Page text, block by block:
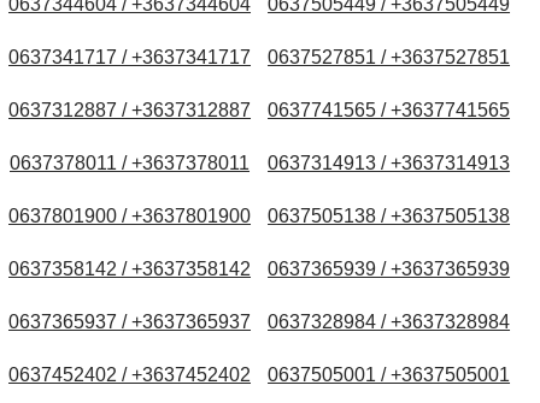
0637344604 / +3637344604 0637505449 / +3637505449
0637341717 / +3637341717 0637527851 / +3637527851
0637312887 / +3637312887 0637741565 / +3637741565
0637378011 / +3637378011 0637314913 / +3637314913
0637801900 / +3637801900 0637505138 / +3637505138
0637358142 / +3637358142 0637365939 / +3637365939
0637365937 / +3637365937 0637328984 / +3637328984
0637452402 / +3637452402 0637505001 / +3637505001